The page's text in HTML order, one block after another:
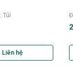
:Túi
Liên hệ